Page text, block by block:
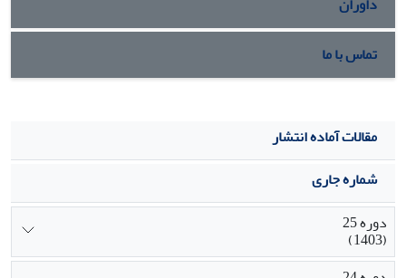
تماس با ما
مقالات آماده انتشار
شماره جاری
دوره 25
(1403)